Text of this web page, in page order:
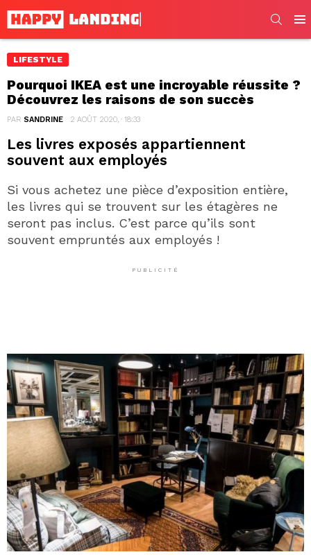
LIFESTYLE
Pourquoi IKEA est une incroyable réussite ?
Découvrez les raisons de son succès
PAR SANDRINE 2 AOÛT 2020, · 18:33
Les livres exposés appartiennent
souvent aux employés
Si vous achetez une pièce d’exposition entière,
les livres qui se trouvent sur les étagères ne
seront pas inclus. C’est parce qu’ils sont
souvent empruntés aux employés !
PUBLICITÉ